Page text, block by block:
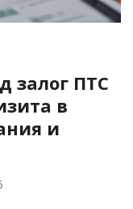
залог ПТС
в
и